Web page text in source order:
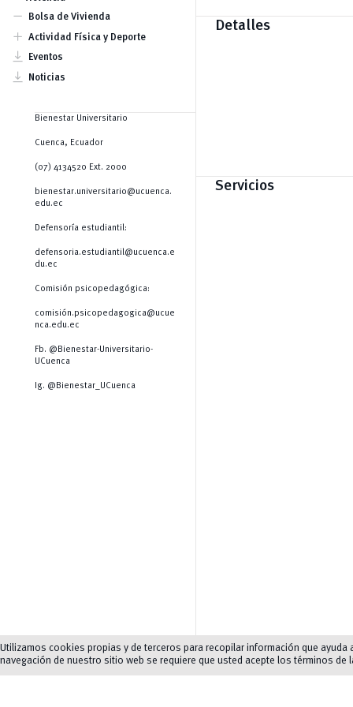
Becas para actividades
académicas
Seguro estudiantil
Bolsa de Vivienda
remove
Actividad Física y Deporte
add
Clubes
Eventos
vertical_align_bottom
Noticias
vertical_align_bottom
Bienestar Universitario
Cuenca, Ecuador
(07) 4134520 Ext. 2000
bienestar.universitario@ucuenca.
edu.ec
Defensoría estudiantil:
defensoria.estudiantil@ucuenca.e
du.ec
Comisión psicopedagógica:
comisión.psicopedagogica@ucue
nca.edu.ec
Fb. @Bienestar-Universitario-
UCuenca
Ig. @Bienestar_UCuenca
Detalles
Servicios
Normas de
Utilizamos cookies propias y de terceros para recopilar información que ayuda
navegación de nuestro sitio web se requiere que usted acepte los términos de